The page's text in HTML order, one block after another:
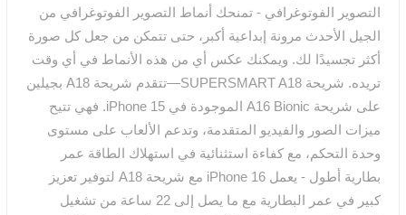
التصوير الفوتوغرافي - تمنحك أنماط التصوير الفوتوغرافي من
الجيل الأحدث مرونة إبداعية أكبر، حتى تتمكن من جعل كل صورة
أكثر تجسيدًا لك. ويمكنك عكس أي من هذه الأنماط في أي وقت
تريده. شريحة SUPERSMART A18—تتقدم شريحة A18 بجيلين
على شريحة A16 Bionic الموجودة في iPhone 15. فهي تتيح
ميزات الصور والفيديو المتقدمة، وتدعم الألعاب على مستوى
وحدة التحكم، مع كفاءة استثنائية في استهلاك الطاقة عمر
بطارية أطول - يعمل iPhone 16 مع شريحة A18 لتوفير تعزيز
كبير في عمر البطارية مع ما يصل إلى 22 ساعة من تشغيل